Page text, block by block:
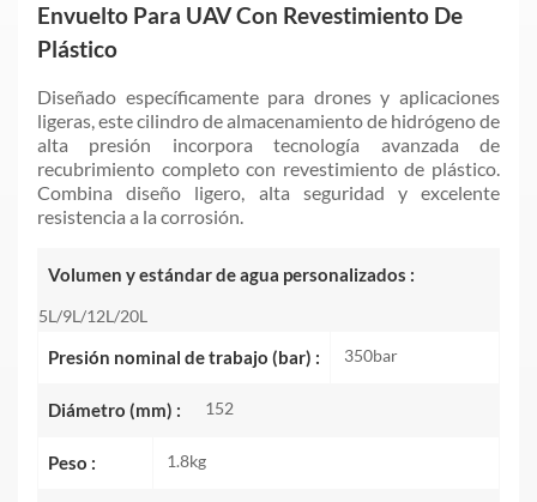
Envuelto Para UAV Con Revestimiento De
Plástico
Diseñado específicamente para drones y aplicaciones
ligeras, este cilindro de almacenamiento de hidrógeno de
alta presión incorpora tecnología avanzada de
recubrimiento completo con revestimiento de plástico.
Combina diseño ligero, alta seguridad y excelente
resistencia a la corrosión.
Volumen y estándar de agua personalizados :
5L/9L/12L/20L
Presión nominal de trabajo (bar) : 350bar
Diámetro (mm) : 152
Peso : 1.8kg